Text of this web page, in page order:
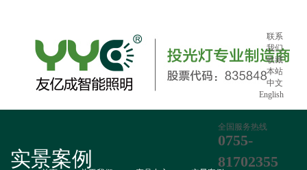
联系
我们
收藏
本站
中文
English
全国服务热线
0755-
81702355
实景案例